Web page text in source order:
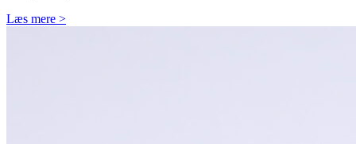
Læs mere >